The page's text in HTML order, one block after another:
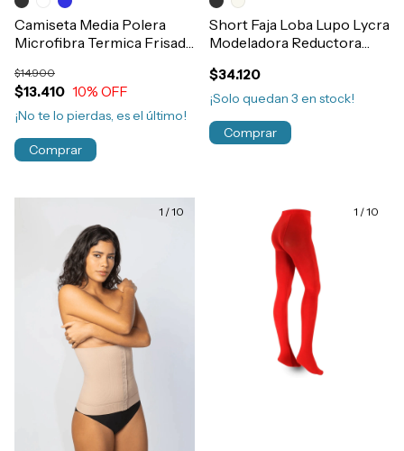
Camiseta Media Polera
Microfibra Termica Frisada
$13.410
$14.900
10% OFF
¡No te lo pierdas, es el último!
Comprar
Short Faja Loba Lupo Lycra
Modeladora Reductora
Art.41060
$34.120
¡Solo quedan 3 en stock!
Comprar
1 /10 1 /10